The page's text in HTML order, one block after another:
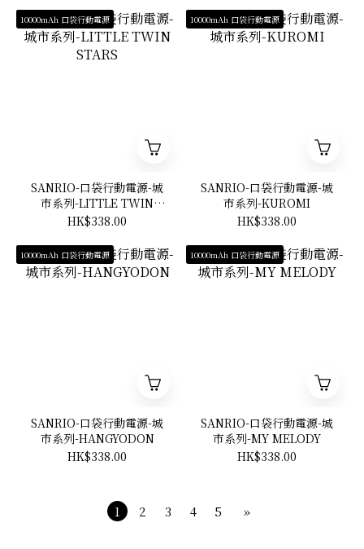
10000mAh 口袋行動電源
SANRIO-口袋行動電源-城
市系列-LITTLE TWIN
STARS
HK$338.00
10000mAh 口袋行動電源
SANRIO-口袋行動電源-城
市系列-KUROMI
HK$338.00
10000mAh 口袋行動電源
SANRIO-口袋行動電源-城
市系列-HANGYODON
HK$338.00
10000mAh 口袋行動電源
SANRIO-口袋行動電源-城
市系列-MY MELODY
HK$338.00
1 2 3 4 5 »